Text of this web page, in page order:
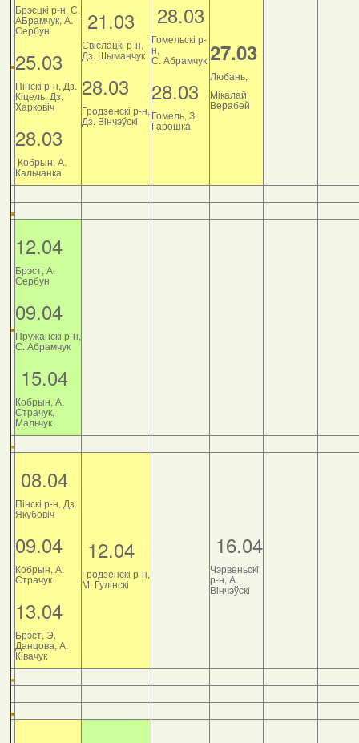
Брэсцкі р-н, С.
АБрамчук, А.
Сербун
25.03
Пінскі р-н, Дз.
Кіцель, Дз.
Харковіч
28.03
Кобрын, А.
Кальчанка
21.03
Свіслацкі р-н,
Дз. Шыманчук
28.03
Гродзенскі р-н,
Дз. Вінчэўскі
28.03
Гомельскі р-
н,
С. Абрамчук
28.03
Гомель, З.
Гарошка
27.03
Любань,
Мікалай
Верабей
12.04
Брэст, А.
Сербун
09.04
Пружанскі р-н,
С. Абрамчук
15.04
Кобрын, А.
Страчук,
Мальчук
08.04
Пінскі р-н, Дз.
Якубовіч
09.04
Кобрын, А.
Страчук
13.04
Брэст, Э.
Данцова, А.
Ківачук
12.04
Гродзенскі р-н,
М. Гулінскі
16.04
Чэрвеньскі
р-н, А.
Вінчэўскі